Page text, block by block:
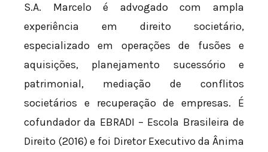
S.A. Marcelo é advogado com ampla
experiência em direito societário,
especializado em operações de fusões e
aquisições, planejamento sucessório e
patrimonial, mediação de conflitos
societários e recuperação de empresas. É
cofundador da EBRADI – Escola Brasileira de
Direito (2016) e foi Diretor Executivo da Ânima